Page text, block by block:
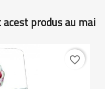
produs au mai
favorite_border